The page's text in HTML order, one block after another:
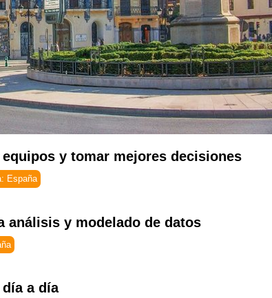
y tomar mejores decisiones
España
análisis y modelado de datos
a día